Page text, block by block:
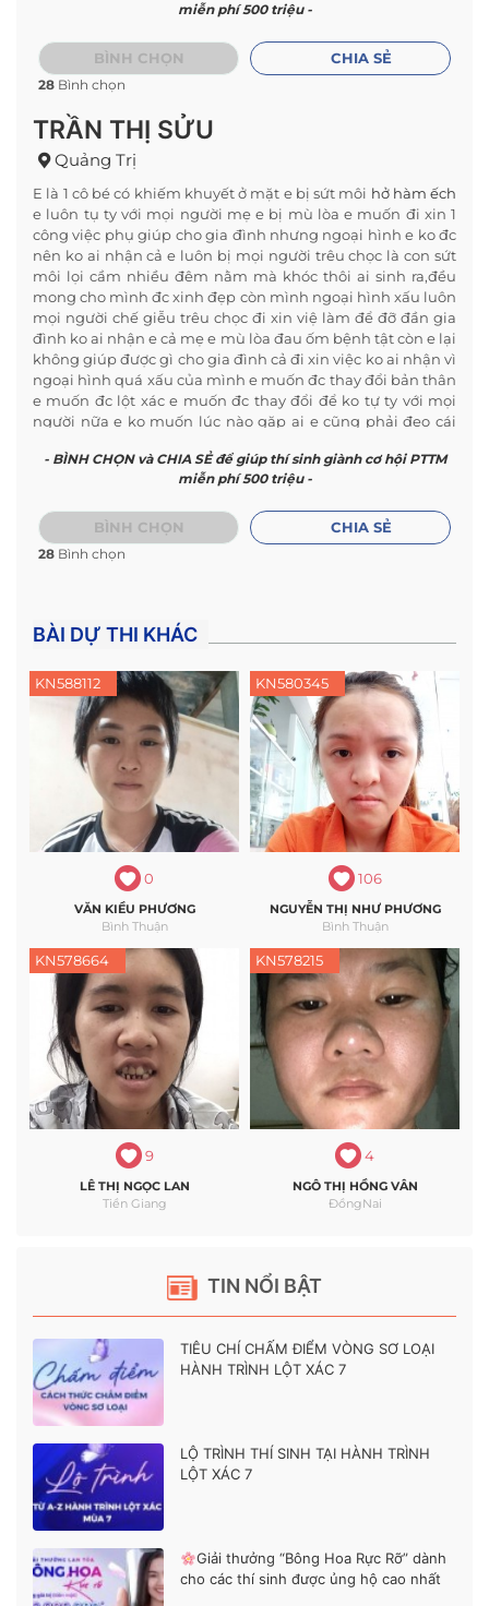
TIN NỔI BẬT
TIÊU CHÍ CHẤM ĐIỂM VÒNG SƠ LOẠI
HÀNH TRÌNH LỘT XÁC 7
LỘ TRÌNH THÍ SINH TẠI HÀNH TRÌNH
LỘT XÁC 7
Giải thưởng “Bông Hoa Rực Rỡ” dành
cho các thí sinh được ủng hộ cao nhất
miễn phí 500 triệu -
BÌNH CHỌN
28 Bình chọn
CHIA SẺ
TRẦN THỊ SỬU
Quảng Trị
E là 1 cô bé có khiếm khuyết ở mặt e bị sứt môi hở hàm ếch
e luôn tụ ty với mọi người mẹ e bị mù lòa e muốn đi xin 1
công việc phụ giúp cho gia đình nhưng ngoại hình e ko đc
nên ko ai nhận cả e luôn bị mọi người trêu chọc là con sứt
môi lọi cầm nhiều đêm nằm mà khóc thôi ai sinh ra,đều
mong cho mình đc xinh đẹp còn mình ngoại hình xấu luôn
mọi người chế giễu trêu chọc đi xin việ làm để đỡ đần gia
đình ko ai nhận e cả mẹ e mù lòa đau ốm bệnh tật còn e lại
không giúp được gì cho gia đình cả đi xin việc ko ai nhận vì
ngoại hình quá xấu của mình e muốn đc thay đổi bản thân
e muốn đc lột xác e muốn đc thay đổi để ko tự ty với mọi
người nữa e ko muốn lúc nào gặp ai e cũng phải đeo cái
được thay đổi.
- BÌNH CHỌN và CHIA SẺ để giúp thí sinh giành cơ hội PTTM
miễn phí 500 triệu -
BÌNH CHỌN
28 Bình chọn
CHIA SẺ
BÀI DỰ THI KHÁC
KN588112
0
VĂN KIỀU PHƯƠNG
Bình Thuận
KN580345
106
NGUYỄN THỊ NHƯ PHƯƠNG
Bình Thuận
KN578664
9
LÊ THỊ NGỌC LAN
Tiền Giang
KN578215
4
NGÔ THỊ HỒNG VÂN
ĐồngNai